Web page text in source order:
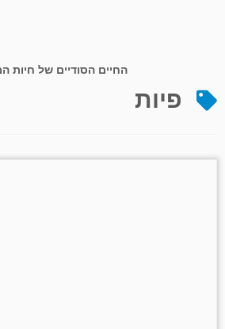
החיים הסודיים של חיות
פיות